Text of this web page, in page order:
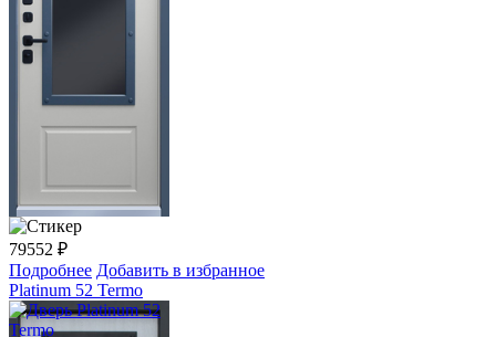
79552 ₽
Подробнее Добавить в избранное
Platinum 52 Termo